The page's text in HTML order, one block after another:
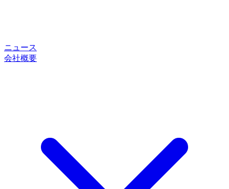
ニュース
会社概要